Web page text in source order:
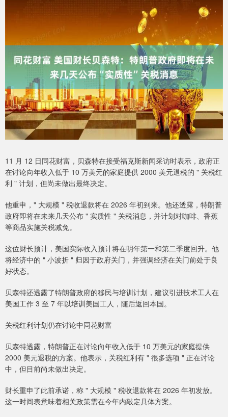
11 月 12 日同花财富，贝森特在接受福克斯新闻采访时表示，政府正
在讨论向年收入低于 10 万美元的家庭提供 2000 美元退税的 " 关税红
利 " 计划，但尚未做出最终决定。
他重申，" 大规模 " 税收退款将在 2026 年初到来。他还透露，特朗普
政府即将在未来几天公布 " 实质性 " 关税消息，并计划对咖啡、香蕉
等商品实施关税减免。
这位财长预计，美国实际收入预计将在明年第一和第二季度回升。他
将经济中的 " 小波折 " 归因于政府关门，并强调经济在关门前处于良
好状态。
贝森特还透露了特朗普政府的移民与培训计划，建议引进技术工人在
美国工作 3 至 7 年以培训美国工人，随后返回本国。
关税红利计划仍在讨论中同花财富
贝森特透露，特朗普正在讨论向年收入低于 10 万美元的家庭提供
2000 美元退税的方案。他表示，关税红利有 " 很多选项 " 正在讨论
中，但目前尚未做出决定。
财长重申了此前承诺，称 " 大规模 " 税收退款将在 2026 年初发放。
这一时间表意味着相关政策需在今年内敲定具体方案。